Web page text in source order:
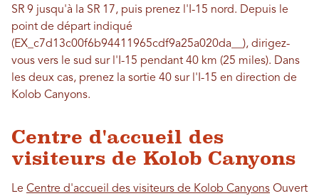
SR 9 jusqu'à la SR 17, puis prenez l'I-15 nord. Depuis le
point de départ indiqué
(EX_c7d13c00f6b94411965cdf9a25a020da__), dirigez-
vous vers le sud sur l'I-15 pendant 40 km (25 miles). Dans
les deux cas, prenez la sortie 40 sur l'I-15 en direction de
Kolob Canyons.
Centre d'accueil des
visiteurs de Kolob Canyons
Le Centre d'accueil des visiteurs de Kolob Canyons Ouvert